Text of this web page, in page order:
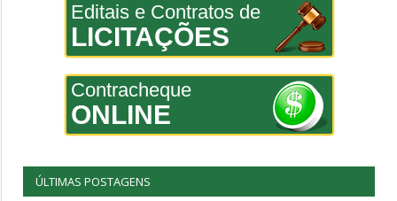
Editais e Contratos de
LICITAÇÕES
Contracheque
ONLINE
ÚLTIMAS POSTAGENS